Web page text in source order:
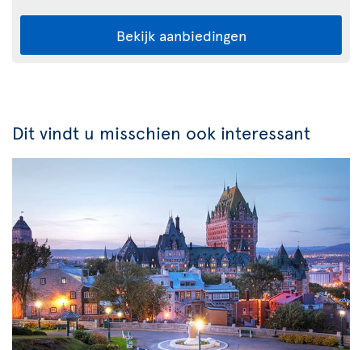
Bekijk aanbiedingen
Dit vindt u misschien ook interessant